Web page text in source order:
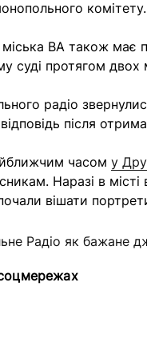
комітету.
ВА також має
суді протягом двох
радіо
після
часом у
Наразі в
вішати
Радіо як бажане